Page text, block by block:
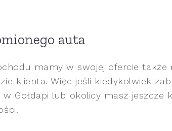
auta
mamy w swojej ofercie także
klienta. Więc jeśli kiedykolwiek
Gołdapi lub okolicy masz jeszcze